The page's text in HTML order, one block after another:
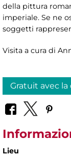
della pittura
imperiale. Se ne
soggetti
Visita a cura di
Gratuit avec la
Lieu